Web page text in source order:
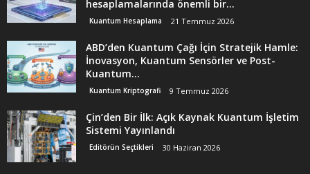
hesaplamalarında önemli bir...
Kuantum Hesaplama 21 Temmuz 2026
ABD’den Kuantum Çağı İçin Stratejik Hamle:
İnovasyon, Kuantum Sensörler ve Post-
Kuantum...
Kuantum Kriptografi 9 Temmuz 2026
Çin’den Bir İlk: Açık Kaynak Kuantum İşletim
Sistemi Yayınlandı
Editörün Seçtikleri 30 Haziran 2026